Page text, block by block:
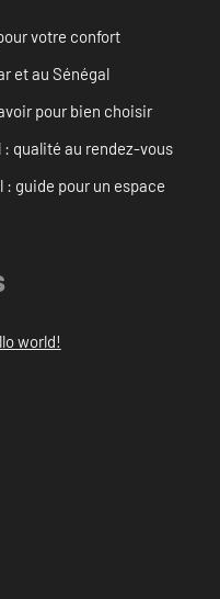
votre confort
et au Sénégal
pour bien choisir
qualité au rendez-vous
guide pour un espace
world!